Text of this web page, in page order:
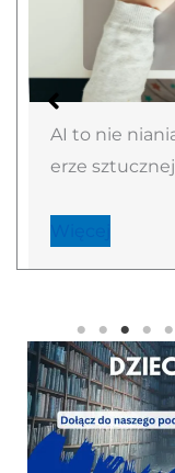
AI to nie
erze